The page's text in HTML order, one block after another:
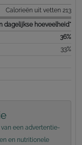
Calorieën uit vetten 213
dagelijkse hoeveelheid*
36%
33%
een advertentie-
en nutritionele